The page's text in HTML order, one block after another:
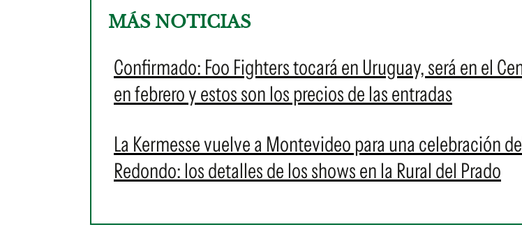
MÁS NOTICIAS
Confirmado: Foo Fighters tocará en Uruguay, será en el
en febrero y estos son los precios de las entradas
La Kermesse vuelve a Montevideo para una celebración
Redondo: los detalles de los shows en la Rural del Prado